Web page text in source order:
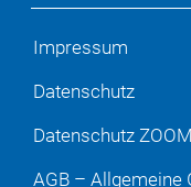
Impressum
Datenschutz
Datenschutz ZOOM
AGB – Allgemeine